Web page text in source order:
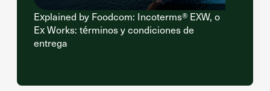
Explained by Foodcom: Incoterms® EXW, o
Ex Works: términos y condiciones de
entrega